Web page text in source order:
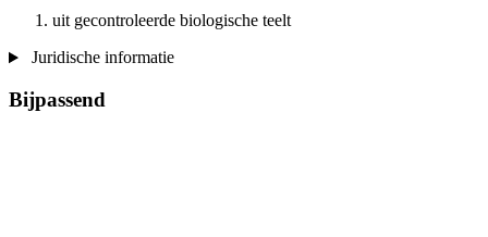
uit gecontroleerde biologische teelt
Juridische informatie
Bijpassend